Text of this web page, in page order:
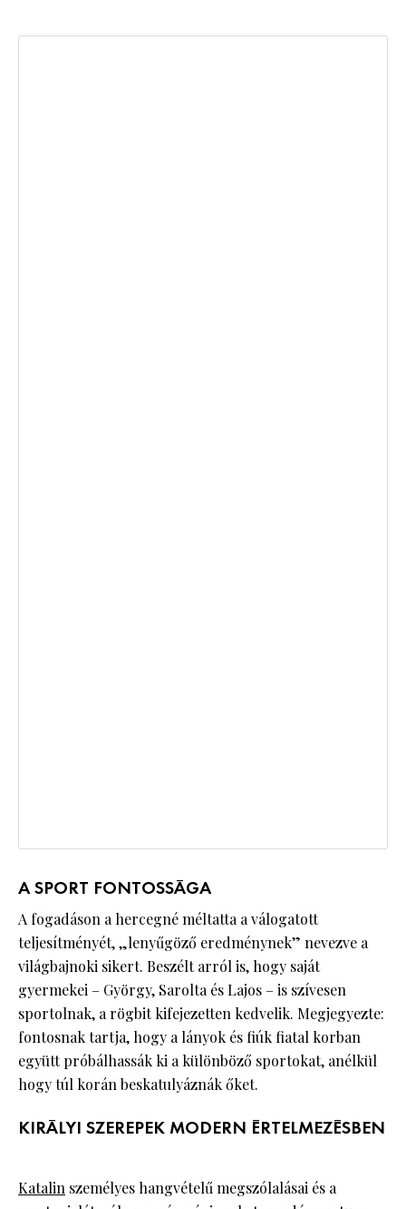
A SPORT FONTOSSÁGA
A fogadáson a hercegné méltatta a válogatott
teljesítményét, „lenyűgöző eredménynek” nevezve a
világbajnoki sikert. Beszélt arról is, hogy saját
gyermekei – György, Sarolta és Lajos – is szívesen
sportolnak, a rögbit kifejezetten kedvelik. Megjegyezte:
fontosnak tartja, hogy a lányok és fiúk fiatal korban
együtt próbálhassák ki a különböző sportokat, anélkül
hogy túl korán beskatulyáznák őket.
KIRÁLYI SZEREPEK MODERN ÉRTELMEZÉSBEN
Katalin személyes hangvételű megszólalásai és a